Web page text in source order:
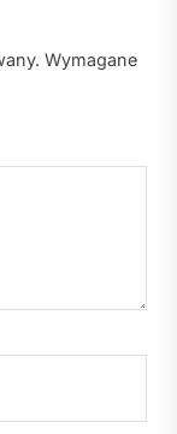
Wymagane